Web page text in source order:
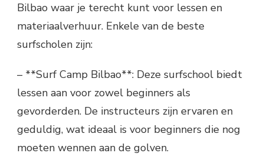
Bilbao waar je terecht kunt voor lessen en
materiaalverhuur. Enkele van de beste
surfscholen zijn:
– **Surf Camp Bilbao**: Deze surfschool biedt
lessen aan voor zowel beginners als
gevorderden. De instructeurs zijn ervaren en
geduldig, wat ideaal is voor beginners die nog
moeten wennen aan de golven.